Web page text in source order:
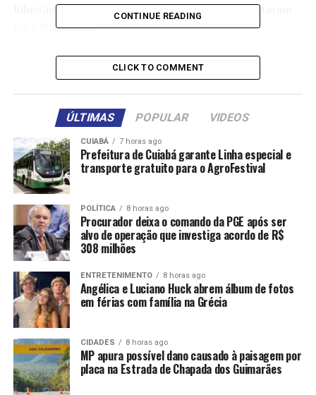
Ribeirão Cascalheira, Canarana e Água Boa se juntaram
para diligências.
Durante o patrulhamento, o caminhão com as mesmas
características informadas foi visto entrando no
perímetro urbano de Água Boa. O motorista do
caminhão foi abordado para parar e questionado se
transportava materiais ilícitos, pergunta que respondeu
negativamente.
Em seguida, os policiais iniciaram vistoria minuciosa pelo
veículo e identificaram um compartimento oculto no
teto da cabine, onde foram encontrados cinco tabletes
de drogas. Na continuidade das buscas, mais pacotes
com os entorpecentes foram encontrados nas portas e
na carroceria do caminhão.
O suspeito foi perguntado novamente sobre o
transporte da droga e confessou que havia saído da
cidade de Juína para levar os entorpecentes até a cidade
de Aruanã, em Goiás. Ele ainda afirmou que ganharia
uma quantia em dinheiro pelo transporte do material
ilícito.
CONTINUE READING
CLICK TO COMMENT
ÚLTIMAS POPULAR VIDEOS
CUIABÁ 7 horas ago
Prefeitura de Cuiabá garante Linha especial e
transporte gratuito para o AgroFestival
POLÍTICA 8 horas ago
Procurador deixa o comando da PGE após ser
alvo de operação que investiga acordo de R$
308 milhões
ENTRETENIMENTO 8 horas ago
Angélica e Luciano Huck abrem álbum de fotos
em férias com família na Grécia
CIDADES 8 horas ago
MP apura possível dano causado à paisagem por
placa na Estrada de Chapada dos Guimarães